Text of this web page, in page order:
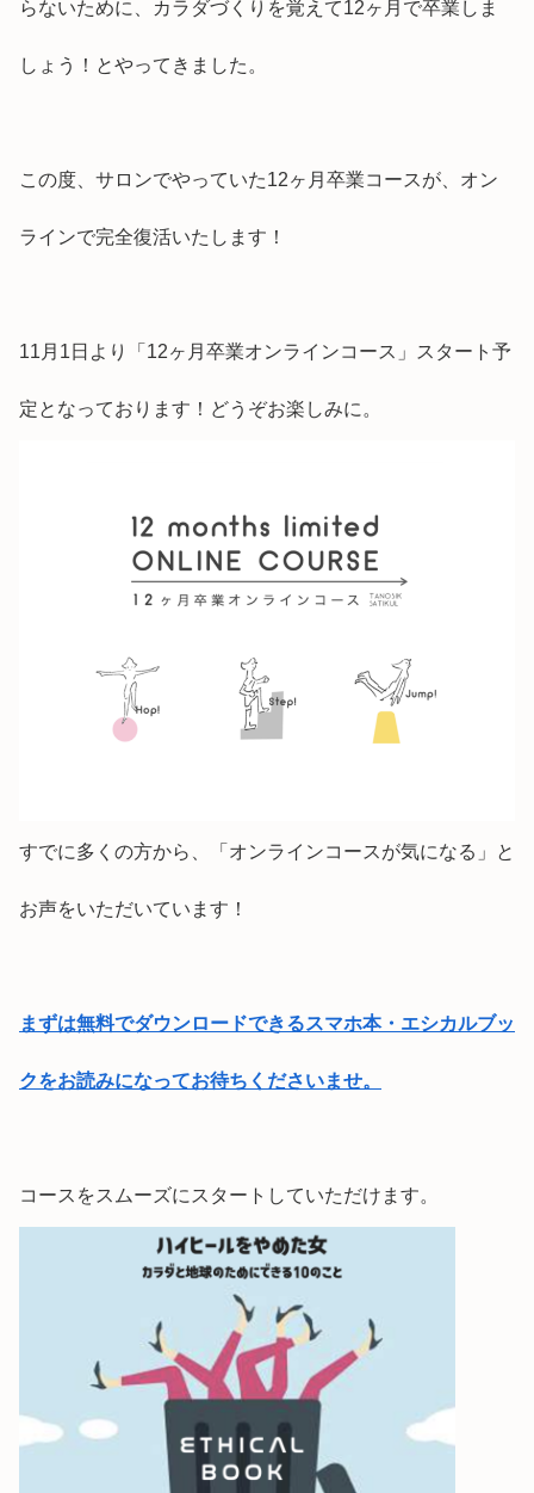
らないために、カラダづくりを覚えて12ヶ月で卒業しま
しょう！とやってきました。
この度、サロンでやっていた12ヶ月卒業コースが、オン
ラインで完全復活いたします！
11月1日より「12ヶ月卒業オンラインコース」スタート予
定となっております！どうぞお楽しみに。
すでに多くの方から、「オンラインコースが気になる」と
お声をいただいています！
まずは無料でダウンロードできるスマホ本・エシカルブッ
クをお読みになってお待ちくださいませ。
コースをスムーズにスタートしていただけます。